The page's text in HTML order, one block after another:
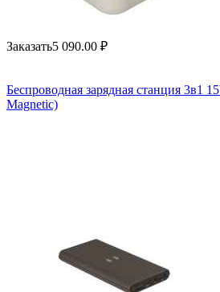
Заказать5 090.00 ₽
Беспроводная зарядная станция 3в1
Magnetic)